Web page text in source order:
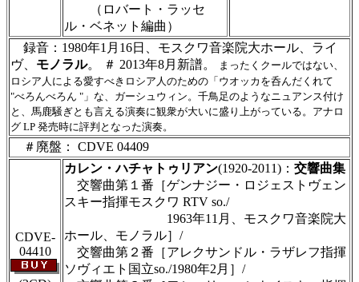
（ロバート・ラッセ
ル・ベネット編曲）
録音：1980年1月16日、モスクワ音楽院大ホール、ライ
ヴ、 モノラル。 ＃ 2013年8月新譜。
まったくクールではない、
ロシア人による愛すべきロシア人のための「ウオッカを呑んだくれて
"べろんべろん "」な、ガーシュウィン。千鳥足のようなニュアンス付け
と、馬鹿騒ぎとも言える演奏に観衆が大いに盛り上がっている。アナロ
グ LP 発売時に評判となった演奏。
＃廃盤： CDVE 04409
CDVE-
04410
カレン・ハチャトゥリアン(1920-2011)： 交響曲集
交響曲第１番［ゲンナジー・ロジェストヴェン
スキー指揮モスクワ RTV so./
1963年11月、モスクワ音楽院大
ホール、モノラル］/
交響曲第２番［アレクサンドル・ラザレフ指揮
ソヴィエト国立so./1980年2月］/